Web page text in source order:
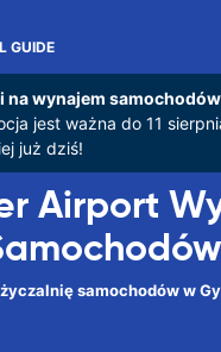
GUIDE
na wynajem samochodów
jest ważna do 11
już dziś!
Airport
samochodów w